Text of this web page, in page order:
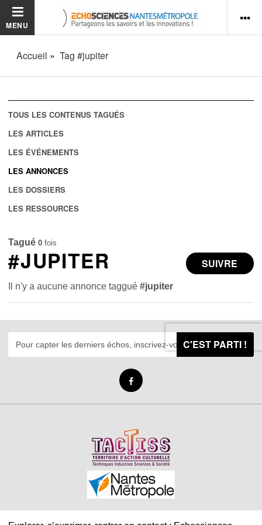
MENU
Accueil Tag #jupiter
TOUS LES CONTENUS TAGUÉS
LES ARTICLES
LES ÉVÉNEMENTS
LES ANNONCES
LES DOSSIERS
LES RESSOURCES
Tagué 0 fois
SUIVRE
#JUPITER
Il n'y a aucune annonce taggué#jupiter
C'EST PARTI !